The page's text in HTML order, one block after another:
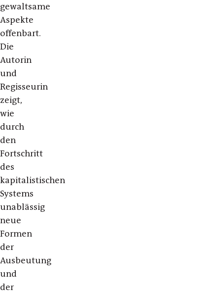
gewaltsame
Aspekte
offenbart.
Die
Autorin
und
Regisseurin
zeigt,
wie
durch
den
Fortschritt
des
kapitalistischen
Systems
unablässig
neue
Formen
der
Ausbeutung
und
der